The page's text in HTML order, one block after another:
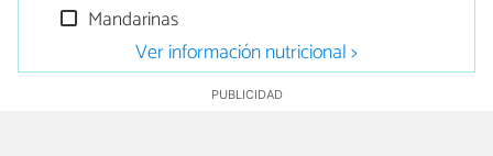
Mandarinas
Ver información nutricional >